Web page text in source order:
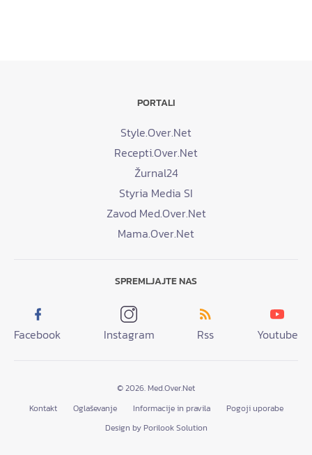
PORTALI
Style.Over.Net
Recepti.Over.Net
Žurnal24
Styria Media SI
Zavod Med.Over.Net
Mama.Over.Net
SPREMLJAJTE NAS
Facebook Instagram Rss Youtube
© 2026. Med.Over.Net
Kontakt
Oglaševanje Informacije in pravila
Pogoji uporabe
Design by Porilook Solution